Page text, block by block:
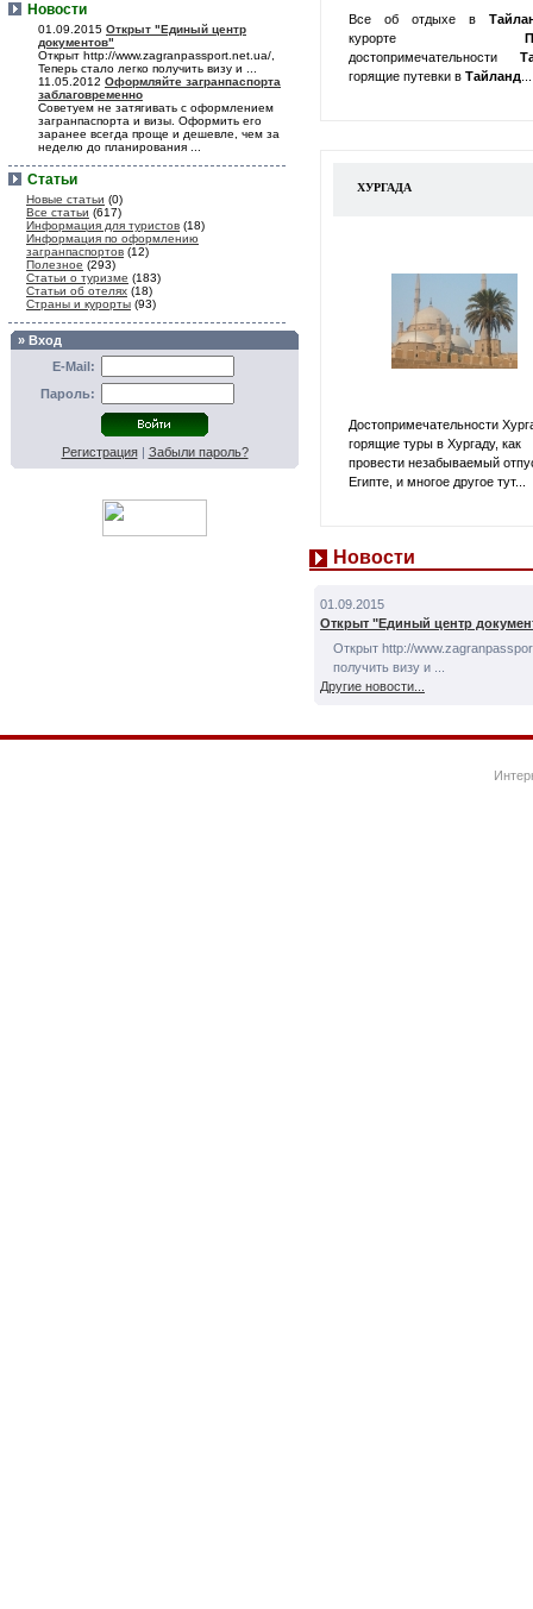
Новости
01.09.2015 Открыт "Единый центр
документов"
Открыт http://www.zagranpassport.net.ua/,
Теперь стало легко получить визу и ...
11.05.2012 Оформляйте загранпаспорта
заблаговременно
Советуем не затягивать с оформлением
загранпаспорта и визы. Оформить его
заранее всегда проще и дешевле, чем за
неделю до планирования ...
Статьи
Новые статьи (0)
Все статьи (617)
Информация для туристов (18)
Информация по оформлению
загранпаспортов (12)
Полезное (293)
Статьи о туризме (183)
Статьи об отелях (18)
Страны и курорты (93)
» Вход
E-Mail:
Пароль:
Регистрация| Забыли пароль?
Все об отдыхе в
курорте
достопримечательности
горящие путевки в Тайланд
ХУРГАДА
Достопримечательности
горящие туры в Хургаду, как
провести незабываемый
Египте, и многое другое тут...
Новости
01.09.2015
Открыт "Единый центр
Открыт http://
получить визу и ...
Другие новости...